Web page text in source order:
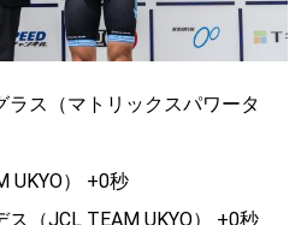
ラス（マトリックスパワータ
UKYO） +0秒
（JCL TEAM UKYO） +0秒